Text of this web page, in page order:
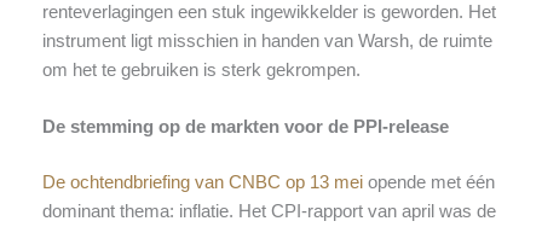
renteverlagingen een stuk ingewikkelder is geworden. Het
instrument ligt misschien in handen van Warsh, de ruimte
om het te gebruiken is sterk gekrompen.
De stemming op de markten voor de PPI-release
De ochtendbriefing van CNBC op 13 meiopende met één
dominant thema: inflatie. Het CPI-rapport van april was de